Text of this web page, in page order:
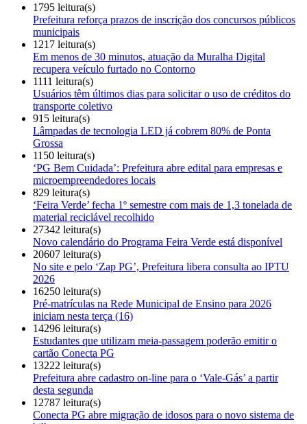
1795 leitura(s)
Prefeitura reforça prazos de inscrição dos concursos públicos
municipais
1217 leitura(s)
Em menos de 30 minutos, atuação da Muralha Digital
recupera veículo furtado no Contorno
1111 leitura(s)
Usuários têm últimos dias para solicitar o uso de créditos do
transporte coletivo
915 leitura(s)
Lâmpadas de tecnologia LED já cobrem 80% de Ponta
Grossa
1150 leitura(s)
‘PG Bem Cuidada’: Prefeitura abre edital para empresas e
microempreendedores locais
829 leitura(s)
‘Feira Verde’ fecha 1º semestre com mais de 1,3 tonelada de
material reciclável recolhido
27342 leitura(s)
Novo calendário do Programa Feira Verde está disponível
20607 leitura(s)
No site e pelo ‘Zap PG’, Prefeitura libera consulta ao IPTU
2026
16250 leitura(s)
Pré-matrículas na Rede Municipal de Ensino para 2026
iniciam nesta terça (16)
14296 leitura(s)
Estudantes que utilizam meia-passagem poderão emitir o
cartão Conecta PG
13222 leitura(s)
Prefeitura abre cadastro on-line para o ‘Vale-Gás’ a partir
desta segunda
12787 leitura(s)
Conecta PG abre migração de idosos para o novo sistema de